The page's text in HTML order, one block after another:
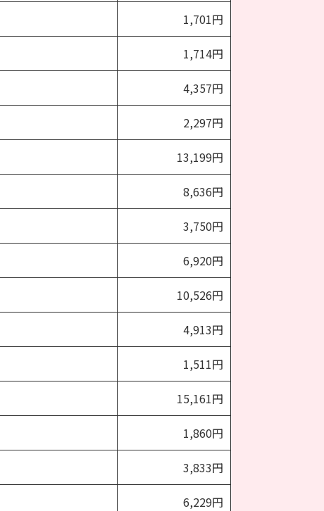
1,701円
1,714円
4,357円
2,297円
13,199円
8,636円
3,750円
6,920円
10,526円
4,913円
1,511円
15,161円
1,860円
3,833円
6,229円